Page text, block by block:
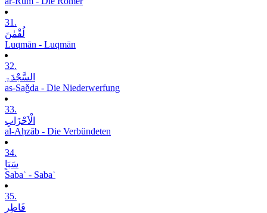
31.
لُقْمٰنَ
Luqmān - Luqmān
32.
السَّجْدَۃِ
as-Saǧda - Die Niederwerfung
33.
الْاَحْزَابِ
al-Aḥzāb - Die Verbündeten
34.
سَبَاٍ
Sabaʾ - Sabaʾ
35.
فَاطِرٍ